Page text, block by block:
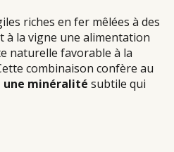
riches en fer mêlées à des
à la vigne une alimentation
naturelle favorable à la
combinaison confère au
minéralité subtile qui